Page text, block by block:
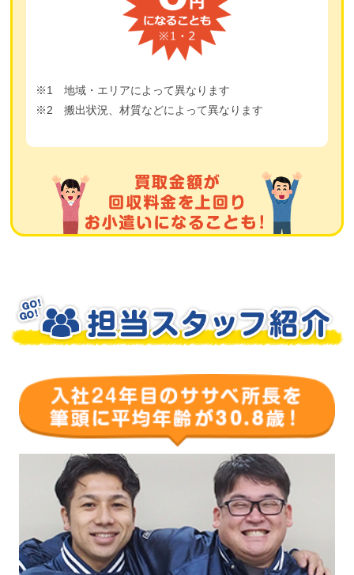
※1 地域・エリアによって異なります
※2 搬出状況、材質などによって異なります